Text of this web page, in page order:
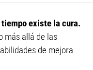
existe la cura.
más allá de las
de mejora